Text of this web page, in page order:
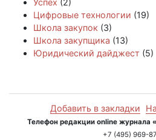
Цифровые технологии (19)
Школа закупок (3)
Школа закупщика (13)
Юридический дайджест (5)
Добавить в закладки
Телефон редакции online журнала
+7 (495) 969-